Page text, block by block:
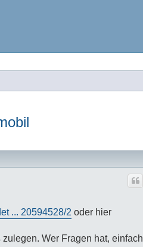
... 20594528/2 oder hier
Wer Fragen hat, einfach